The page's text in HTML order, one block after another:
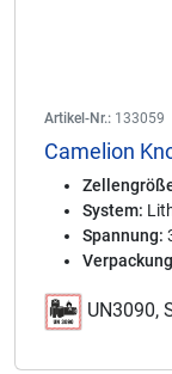
Artikel-Nr.: 133059
Camelion
System:
Spannung:
UN3090,